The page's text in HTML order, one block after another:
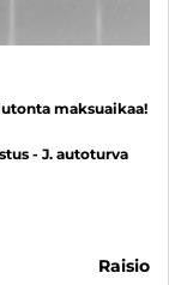
maksuaikaa!
- J. autoturva
raisio